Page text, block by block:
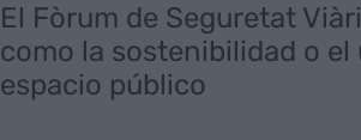
El Fòrum de Seguretat
como la sostenibilidad o el
espacio público